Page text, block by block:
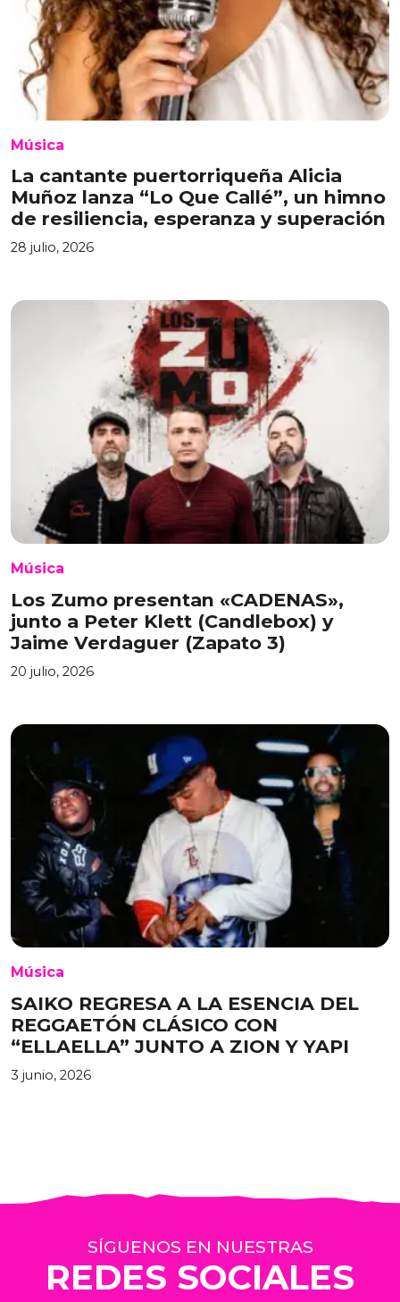
Música
La cantante puertorriqueña Alicia
Muñoz lanza “Lo Que Callé”, un himno
de resiliencia, esperanza y superación
28 julio, 2026
Música
Los Zumo presentan «CADENAS»,
junto a Peter Klett (Candlebox) y
Jaime Verdaguer (Zapato 3)
20 julio, 2026
Música
SAIKO REGRESA A LA ESENCIA DEL
REGGAETÓN CLÁSICO CON
“ELLAELLA” JUNTO A ZION Y YAPI
3 junio, 2026
SÍGUENOS EN NUESTRAS
REDES SOCIALES